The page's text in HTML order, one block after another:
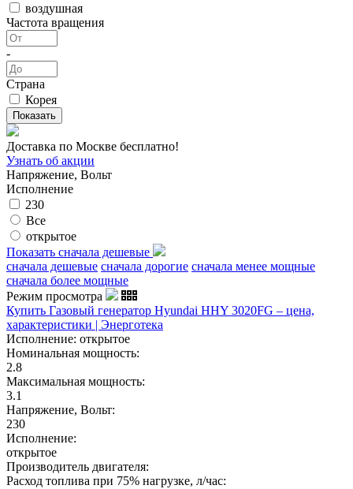
воздушная
Частота вращения
-
Страна
Корея
Доставка по Москве бесплатно!
Узнать об акции
Напряжение, Вольт
Исполнение
230
Все
открытое
Показать сначала дешевые
сначала дешевые сначала дорогие сначала менее мощные
сначала более мощные
Режим просмотра
Купить Газовый генератор Hyundai HHY 3020FG – цена,
характеристики | Энерготека
Исполнение: открытое
Номинальная мощность:
2.8
Максимальная мощность:
3.1
Напряжение, Вольт:
230
Исполнение:
открытое
Производитель двигателя:
Расход топлива при 75% нагрузке, л/час: